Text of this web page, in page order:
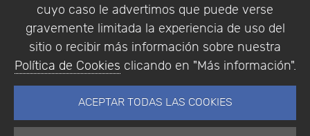
cuyo caso le advertimos que puede verse
gravemente limitada la experiencia de uso del
sitio o recibir más información sobre nuestra
Política de Cookies clicando en "Más información".
ACEPTAR TODAS LAS COOKIES
Empresa|Aviso Legal| Política de Privacidad |
Política de Cookies
© Copyright 1994 - 2026. Addlink Software
Científico, S.L.
Portugal.